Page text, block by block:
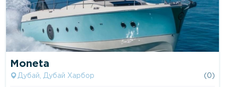
Moneta
Дубай, Дубай Харбор (0)